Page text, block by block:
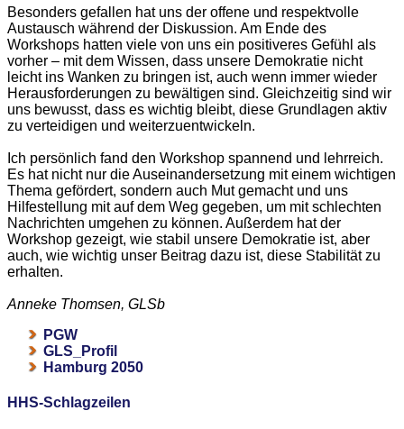
Besonders gefallen hat uns der offene und respektvolle
Austausch während der Diskussion. Am Ende des
Workshops hatten viele von uns ein positiveres Gefühl als
vorher – mit dem Wissen, dass unsere Demokratie nicht
leicht ins Wanken zu bringen ist, auch wenn immer wieder
Herausforderungen zu bewältigen sind. Gleichzeitig sind wir
uns bewusst, dass es wichtig bleibt, diese Grundlagen aktiv
zu verteidigen und weiterzuentwickeln.
Ich persönlich fand den Workshop spannend und lehrreich.
Es hat nicht nur die Auseinandersetzung mit einem wichtigen
Thema gefördert, sondern auch Mut gemacht und uns
Hilfestellung mit auf dem Weg gegeben, um mit schlechten
Nachrichten umgehen zu können. Außerdem hat der
Workshop gezeigt, wie stabil unsere Demokratie ist, aber
auch, wie wichtig unser Beitrag dazu ist, diese Stabilität zu
erhalten.
Anneke Thomsen, GLSb
PGW
GLS_Profil
Hamburg 2050
HHS-Schlagzeilen